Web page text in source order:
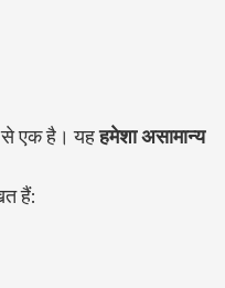
से एक है। यह हमेशा असामान्य
हैं: